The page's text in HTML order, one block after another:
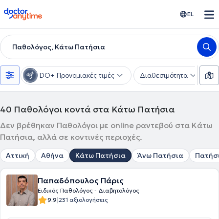
doctoranytime EL
Παθολόγος, Κάτω Πατήσια
DO+ Προνομιακές τιμές Διαθεσιμότητα
40 Παθολόγοι κοντά στα Κάτω Πατήσια
Δεν βρέθηκαν Παθολόγοι με online ραντεβού στα Κάτω
Πατήσια, αλλά σε κοντινές περιοχές.
Αττική Αθήνα Κάτω Πατήσια Άνω Πατήσια
Παπαδόπουλος Πάρις
Ειδικός Παθολόγος - Διαβητολόγος
9.9|231 αξιολογήσεις